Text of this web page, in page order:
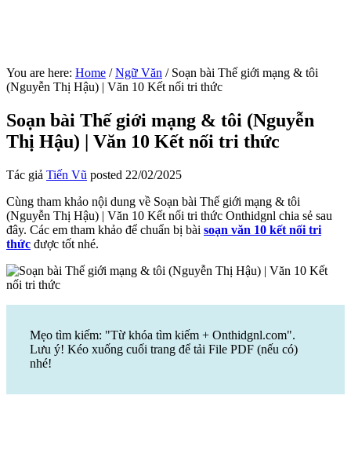
You are here: Home / Ngữ Văn /Soạn bài Thế giới mạng & tôi
(Nguyễn Thị Hậu) | Văn 10 Kết nối tri thức
Soạn bài Thế giới mạng & tôi (Nguyễn
Thị Hậu) | Văn 10 Kết nối tri thức
Tác giả Tiến Vũ posted 22/02/2025
Cùng tham khảo nội dung về Soạn bài Thế giới mạng & tôi
(Nguyễn Thị Hậu) | Văn 10 Kết nối tri thức Onthidgnl chia sẻ sau
đây. Các em tham khảo để chuẩn bị bài soạn văn 10 kết nối tri
thức được tốt nhé.
Mẹo tìm kiếm: "Từ khóa tìm kiếm + Onthidgnl.com".
Lưu ý! Kéo xuống cuối trang để tải File PDF (nếu có)
nhé!